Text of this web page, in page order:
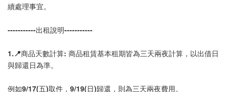
續處理事宜。
-----------出租說明-----------
1.📍商品天數計算: 商品租賃基本租期皆為三天兩夜計算，以出借日
與歸還日為準。
例如9/17(五)取件，9/19(日)歸還，則為三天兩夜費用。